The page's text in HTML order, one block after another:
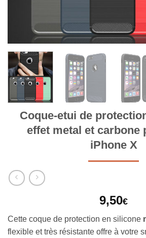
Coque-etui de
effet metal et carbone
iPhone X
9,50€
Cette coque de protection en silicone
flexible et très résistante offre à votre